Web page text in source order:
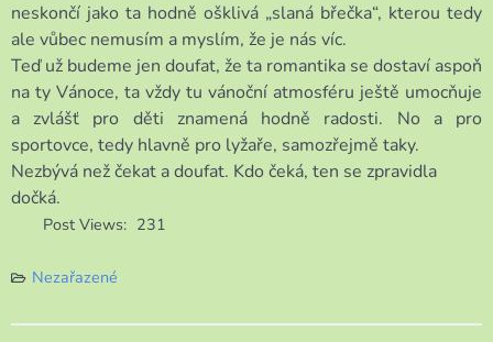
neskončí jako ta hodně ošklivá „slaná břečka“, kterou tedy
ale vůbec nemusím a myslím, že je nás víc.
Teď už budeme jen doufat, že ta romantika se dostaví aspoň
na ty Vánoce, ta vždy tu vánoční atmosféru ještě umocňuje
a zvlášť pro děti znamená hodně radosti. No a pro
sportovce, tedy hlavně pro lyžaře, samozřejmě taky.
Nezbývá než čekat a doufat. Kdo čeká, ten se zpravidla
dočká.
Post Views: 231
Nezařazené